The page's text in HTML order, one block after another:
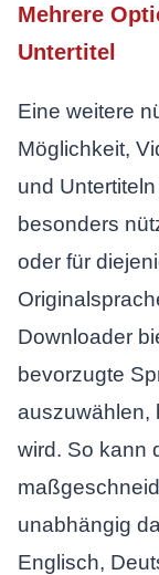
Mehrere
Untertitel
Eine weitere
Möglichkeit,
und
besonders
oder für
Downloader
bevorzugte
auszuwählen,
wird. So kann
unabhängig
Englisch,